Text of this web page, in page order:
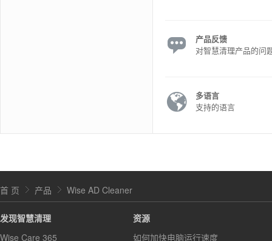
产品反馈
对智慧清理产品的问
多语言
支持的语言
首 页 产品 Wise AD Cleaner
发现智慧清理
Wise Care 365
资源
如何加快电脑运行速度